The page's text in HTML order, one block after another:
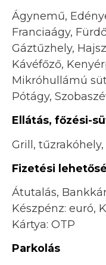
Ágynemű,
Franciaágy,
Gáztűzhely,
Kávéfőző,
Mikróhullámú
Pótágy,
Ellátás, főzési-
Grill,
Fizetési
Átutalás,
Készpénz: euró,
Kártya: OTP
Parkolás